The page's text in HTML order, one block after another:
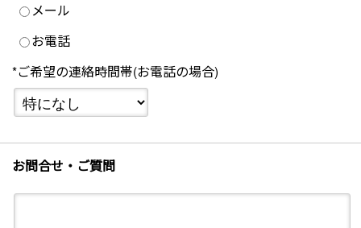
メール
お電話
*ご希望の連絡時間帯(お電話の場合)
お問合せ・ご質問